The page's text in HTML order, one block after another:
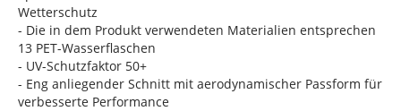
Wetterschutz
- Die in dem Produkt verwendeten Materialien entsprechen
13 PET-Wasserflaschen
- UV-Schutzfaktor 50+
- Eng anliegender Schnitt mit aerodynamischer Passform für
verbesserte Performance